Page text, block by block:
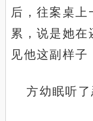
后，往案桌上
累，说是她在
见他这副样子
方幼眠听了